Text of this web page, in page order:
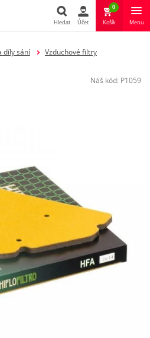
Hledat Účet
0
Košík Menu
díly sání
Vzduchové filtry
Náš kód: P1059